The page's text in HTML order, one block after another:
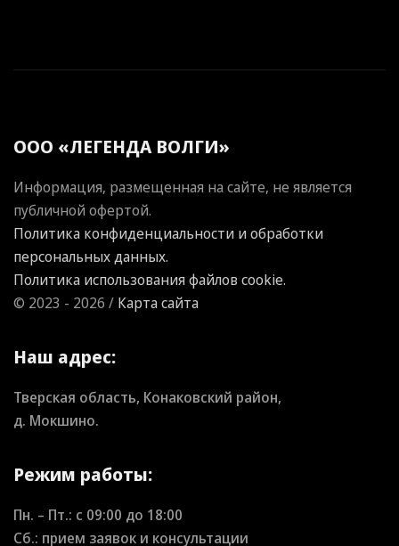
ООО «ЛЕГЕНДА ВОЛГИ»
Информация, размещенная на сайте, не является
публичной офертой.
Политика конфиденциальности и обработки
персональных данных.
Политика использования файлов cookie.
© 2023 - 2026 / Карта сайта
Наш адрес:
Тверская область, Конаковский район,
д. Мокшино.
Режим работы:
Пн. – Пт.: с 09:00 до 18:00
Сб.: прием заявок и консультации